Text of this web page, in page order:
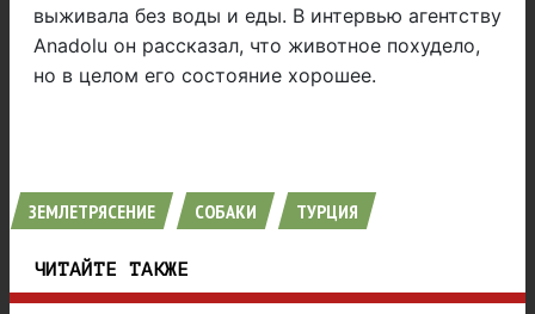
выживала без воды и еды. В интервью агентству
Anadolu он рассказал, что животное похудело,
но в целом его состояние хорошее.
ЗЕМЛЕТРЯСЕНИЕ СОБАКИ ТУРЦИЯ
ЧИТАЙТЕ ТАКЖЕ